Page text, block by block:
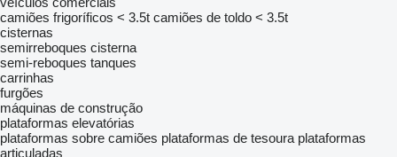
camiões frigoríficos < 3.5t camiões de toldo < 3.5t
cisternas
semirreboques cisterna
semi-reboques tanques
carrinhas
furgões
máquinas de construção
plataformas elevatórias
plataformas sobre camiões plataformas de tesoura plataformas
articuladas